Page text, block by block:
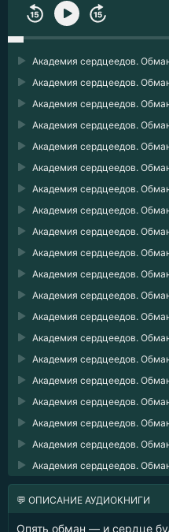
Академия сердцеедов.
Академия сердцеедов.
Академия сердцеедов.
Академия сердцеедов.
Академия сердцеедов.
Академия сердцеедов.
Академия сердцеедов.
Академия сердцеедов.
Академия сердцеедов.
Академия сердцеедов.
Академия сердцеедов.
Академия сердцеедов.
Академия сердцеедов.
Академия сердцеедов.
Академия сердцеедов.
Академия сердцеедов.
Академия сердцеедов.
Академия сердцеедов.
Академия сердцеедов.
Академия сердцеедов.
💬 ОПИСАНИЕ АУДИОКНИГИ
Опять обман — и сердце